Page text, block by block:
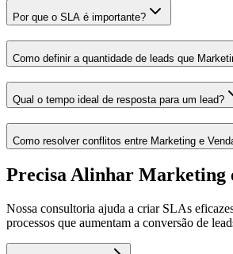
Por que o SLA é importante?
Como definir a quantidade de leads que
Qual o tempo ideal de resposta para um lead?
Como resolver conflitos entre Marketing e
Precisa Alinhar Marketing
Nossa consultoria ajuda a criar SLAs
processos que aumentam a conversão de